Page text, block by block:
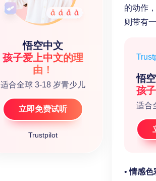
Trustpilot
悟空中文
孩子爱上中文的理
由！
适合全球 3-18 岁青少儿
立即免费试听
的动作
则带有
悟
孩
适合
• 情感色